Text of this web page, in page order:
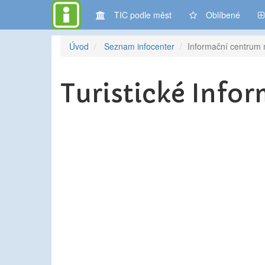
TIC podle měst Oblíbené
Úvod Seznam infocenter Informační centrum
Turistické